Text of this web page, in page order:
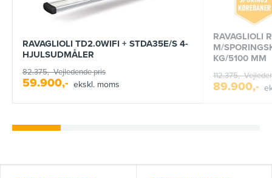
RAVAGLIOLI TD2.0WIFI + STDA35E/S 4-
HJULSUDMÅLER
82.375,-Vejledende pris
59.900,- ekskl. moms
RAVAGLIOLI
M/
KG/5100 MM
112.375,-
89.900,-